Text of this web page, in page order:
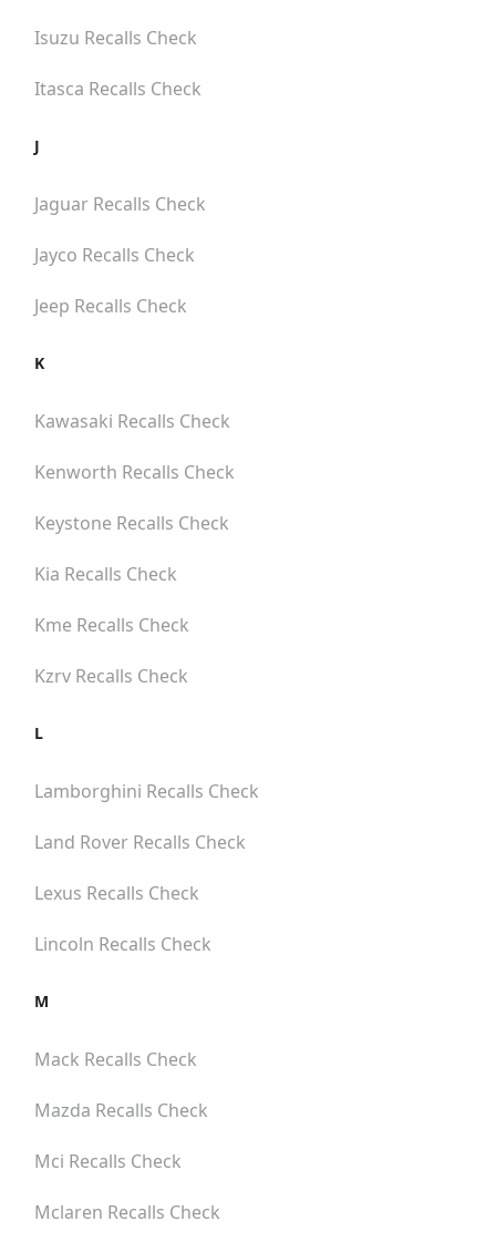
Isuzu Recalls Check
Itasca Recalls Check
J
Jaguar Recalls Check
Jayco Recalls Check
Jeep Recalls Check
K
Kawasaki Recalls Check
Kenworth Recalls Check
Keystone Recalls Check
Kia Recalls Check
Kme Recalls Check
Kzrv Recalls Check
L
Lamborghini Recalls Check
Land Rover Recalls Check
Lexus Recalls Check
Lincoln Recalls Check
M
Mack Recalls Check
Mazda Recalls Check
Mci Recalls Check
Mclaren Recalls Check